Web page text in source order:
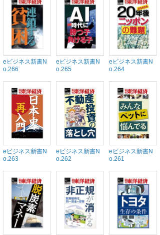
eビジネス新書N
o.266
eビジネス新書N
o.265
eビジネス新書N
o.264
eビジネス新書N
o.263
eビジネス新書N
o.262
eビジネス新書N
o.261